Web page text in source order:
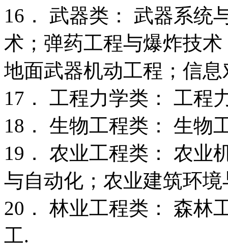
16． 武器类： 武器系统
术；弹药工程与爆炸技
地面武器机动工程；信
17． 工程力学类： 工程
18． 生物工程类： 生物
19． 农业工程类： 农业
与自动化；农业建筑环
20． 林业工程类： 森林
工.